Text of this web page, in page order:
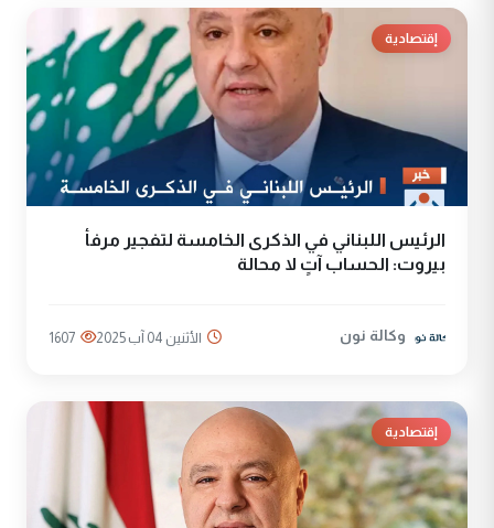
إقتصادية
الرئيس اللبناني في الذكرى الخامسة لتفجير مرفأ
بيروت: الحساب آتٍ لا محالة
وكالة نون الأثنين 04 آب 2025 1607
إقتصادية